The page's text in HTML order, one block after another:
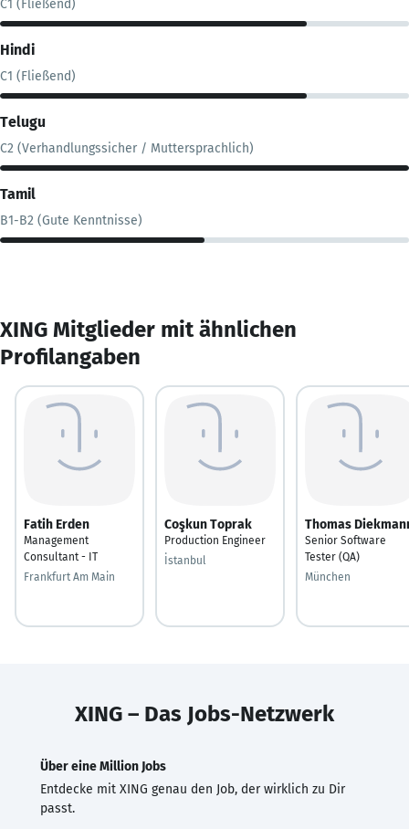
C1 (Fließend)
Hindi
C1 (Fließend)
Telugu
C2 (Verhandlungssicher / Muttersprachlich)
Tamil
B1-B2 (Gute Kenntnisse)
XING Mitglieder mit ähnlichen
Profilangaben
Fatih Erden
Management
Consultant - IT
Frankfurt Am Main
Coşkun Toprak
Production Engineer
İstanbul
Thomas
Senior Software
Tester (QA)
München
XING – Das Jobs-Netzwerk
Über eine Million Jobs
Entdecke mit XING genau den Job, der wirklich zu Dir
passt.